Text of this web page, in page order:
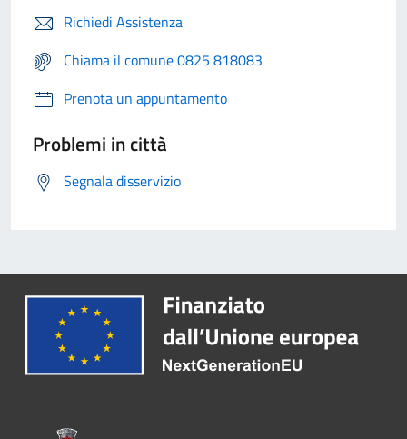
Richiedi Assistenza
Chiama il comune 0825 818083
Prenota un appuntamento
Problemi in città
Segnala disservizio